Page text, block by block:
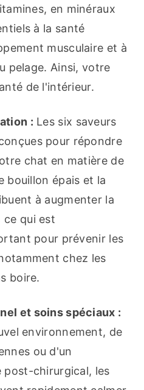
en minéraux
à la santé
musculaire et à
pelage. Ainsi, votre
de l'intérieur.
: Les six saveurs
pour répondre
chat en matière de
bouillon épais et la
à augmenter la
ce qui est
pour prévenir les
chez les
boire.
et soins spéciaux :
environnement, de
ou d'un
post-chirurgical, les